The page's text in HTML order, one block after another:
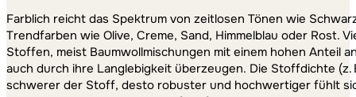
Farblich reicht das Spektrum von zeitlosen Tönen wie
Trendfarben wie Olive, Creme, Sand, Himmelblau oder Rost.
Stoffen, meist Baumwollmischungen mit einem hohen Anteil
auch durch ihre Langlebigkeit überzeugen. Die Stoffdichte
schwerer der Stoff, desto robuster und hochwertiger fühlt